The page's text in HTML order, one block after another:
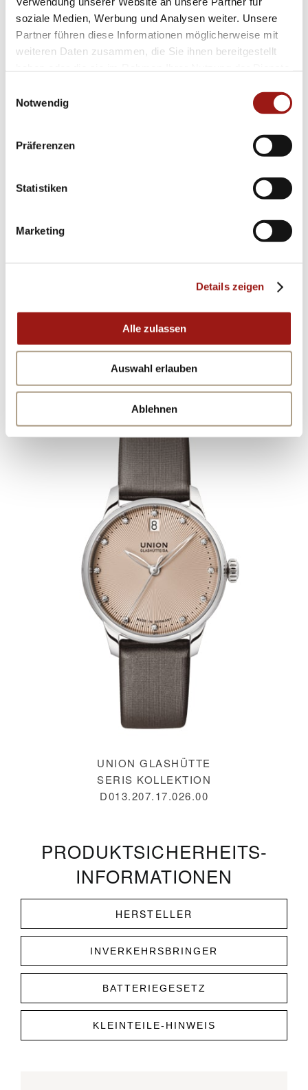
soziale Medien, Werbung und Analysen weiter. Unsere
Partner führen diese Informationen möglicherweise mit
weiteren Daten zusammen, die Sie ihnen bereitgestellt
Notwendig
Präferenzen
Statistiken
Marketing
Details zeigen
Alle zulassen
Auswahl erlauben
Ablehnen
SERIS KOLLEKTION
D013.207.16.116.00
UNION GLASHÜTTE
SERIS KOLLEKTION
D013.207.17.026.00
PRODUKT­SICHERHEITS­
INFORMATIONEN
HERSTELLER
INVERKEHRSBRINGER
BATTERIEGESETZ
KLEINTEILE-HINWEIS